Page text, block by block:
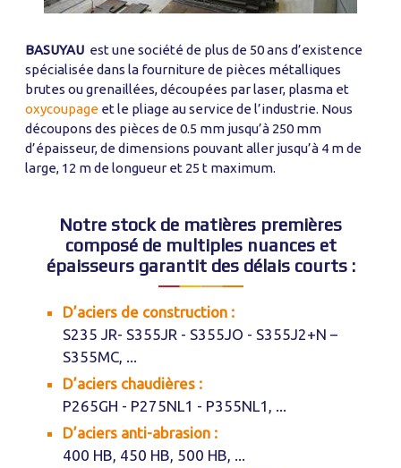
BASUYAU est une société de plus de 50 ans d’existence
spécialisée dans la fourniture de pièces métalliques
brutes ou grenaillées, découpées par laser, plasma et
oxycoupage et le pliage au service de l’industrie. Nous
découpons des pièces de 0.5 mm jusqu’à 250 mm
d’épaisseur, de dimensions pouvant aller jusqu’à 4 m de
large, 12 m de longueur et 25 t maximum.
Notre stock de matières premières
composé de multiples nuances et
épaisseurs garantit des délais courts :
D’aciers de construction :
S235 JR- S355JR - S355JO - S355J2+N –
S355MC, ...
D’aciers chaudières :
P265GH - P275NL1 - P355NL1, ...
D’aciers anti-abrasion :
400 HB, 450 HB, 500 HB, ...